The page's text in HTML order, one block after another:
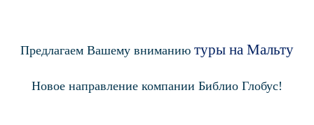
Предлагаем Вашему вниманию туры на Мальту
Новое направление компании Библио Глобус!